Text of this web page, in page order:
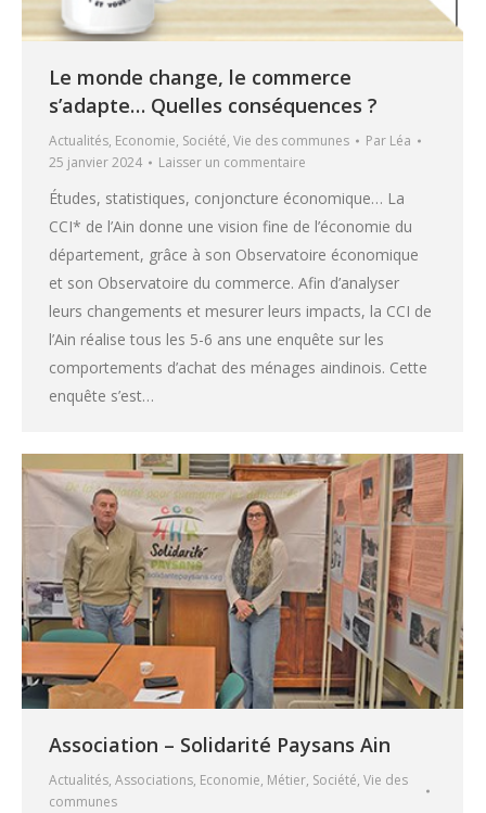
Le monde change, le commerce
s’adapte… Quelles conséquences ?
Actualités, Economie, Société, Vie des communes Par Léa
25 janvier 2024
Laisser un commentaire
Études, statistiques, conjoncture économique… La
CCI* de l’Ain donne une vision fine de l’économie du
département, grâce à son Observatoire économique
et son Observatoire du commerce. Afin d’analyser
leurs changements et mesurer leurs impacts, la CCI de
l’Ain réalise tous les 5-6 ans une enquête sur les
comportements d’achat des ménages aindinois. Cette
enquête s’est…
Association – Solidarité Paysans Ain
Actualités, Associations, Economie, Métier, Société, Vie des
communes